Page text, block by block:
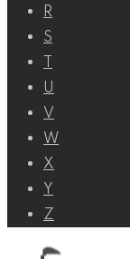
R
S
U
V
W
X
Y
Z